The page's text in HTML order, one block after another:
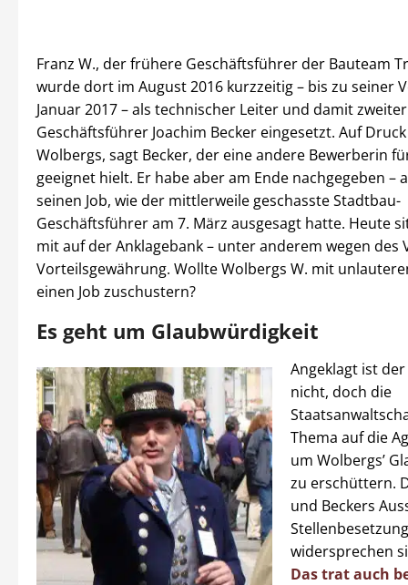
Franz W., der frühere Geschäftsführer der Bauteam
wurde dort im August 2016 kurzzeitig – bis zu seiner
Januar 2017 – als technischer Leiter und damit
Geschäftsführer Joachim Becker eingesetzt. Auf
Wolbergs, sagt Becker, der eine andere Bewerberin
geeignet hielt. Er habe aber am Ende nachgegeben –
seinen Job, wie der mittlerweile geschasste Stadtbau-
Geschäftsführer am 7. März ausgesagt hatte. Heute
mit auf der Anklagebank – unter anderem wegen des
Vorteilsgewährung. Wollte Wolbergs W. mit
einen Job zuschustern?
Es geht um Glaubwürdigkeit
Angeklagt ist
nicht, doch die
Thema auf die
um Wolbergs’
zu erschüttern.
und Beckers
Stellenbesetzung
widersprechen
Das trat auch